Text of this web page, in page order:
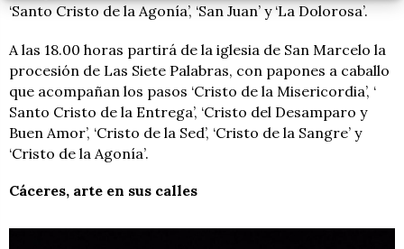
‘Santo Cristo de la Agonía’, ‘San Juan’ y ‘La Dolorosa’.
A las 18.00 horas partirá de la iglesia de San Marcelo la
procesión de Las Siete Palabras, con papones a caballo
que acompañan los pasos ‘Cristo de la Misericordia’, ‘
Santo Cristo de la Entrega’, ‘Cristo del Desamparo y
Buen Amor’, ‘Cristo de la Sed’, ‘Cristo de la Sangre’ y
‘Cristo de la Agonía’.
Cáceres, arte en sus calles